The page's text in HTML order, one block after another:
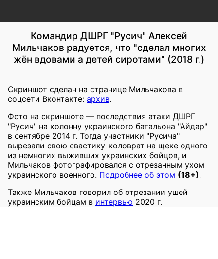
Командир ДШРГ "Русич" Алексей
Мильчаков радуется, что "сделал многих
жён вдовами а детей сиротами" (2018 г.)
Скриншот сделан на странице Мильчакова в
соцсети Вконтакте: архив.
Фото на скриншоте — последствия атаки ДШРГ
"Русич" на колонну украинского батальона "Айдар"
в сентябре 2014 г. Тогда участники "Русича"
вырезали свою свастику-коловрат на щеке одного
из немногих выживших украинских бойцов, и
Мильчаков фотографировался с отрезанным ухом
украинского военного. Подробнее об этом (18+).
Также Мильчаков говорил об отрезании ушей
украинским бойцам в интервью 2020 г.